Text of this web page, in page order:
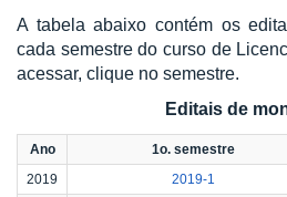
A tabela abaixo contém os
cada semestre do curso de
acessar, clique no semestre.
Editais de
Ano 1o. semestre
2019
2019-1